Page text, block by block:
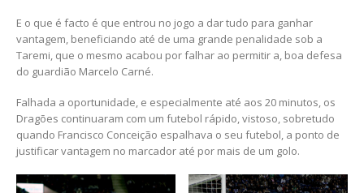
E o que é facto é que entrou no jogo a dar tudo para ganhar
vantagem, beneficiando até de uma grande penalidade sob a
Taremi, que o mesmo acabou por falhar ao permitir a, boa defesa
do guardião Marcelo Carné.
Falhada a oportunidade, e especialmente até aos 20 minutos, os
Dragões continuaram com um futebol rápido, vistoso, sobretudo
quando Francisco Conceição espalhava o seu futebol, a ponto de
justificar vantagem no marcador até por mais de um golo.